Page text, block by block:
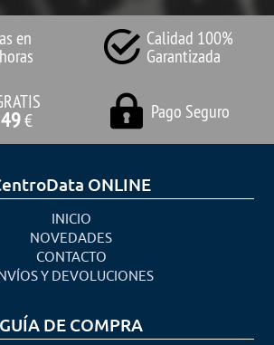
en
Calidad 100%
Garantizada
49€ Pago Seguro
ONLINE
INICIO
NOVEDADES
CONTACTO
Y DEVOLUCIONES
GUÍA DE COMPRA